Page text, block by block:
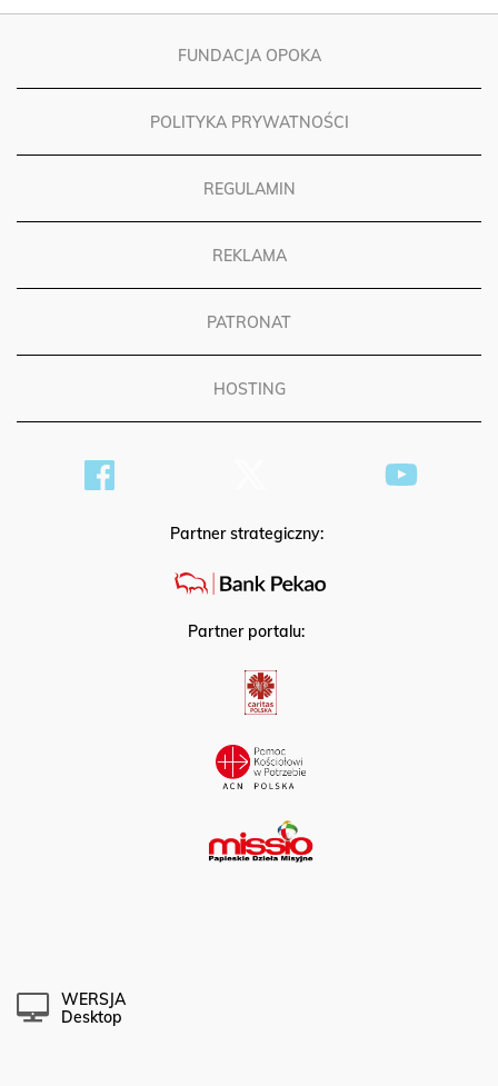
FUNDACJA OPOKA
POLITYKA PRYWATNOŚCI
REGULAMIN
REKLAMA
PATRONAT
HOSTING
Partner strategiczny:
Partner portalu:
WERSJA
Desktop